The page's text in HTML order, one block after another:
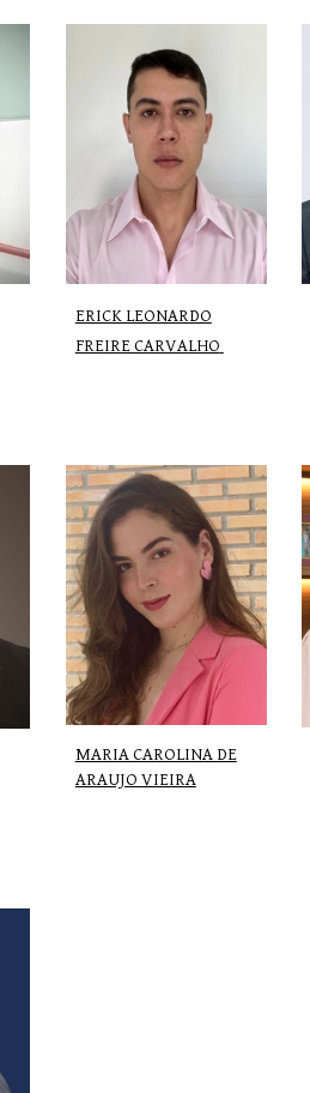
ERICK LEONARDO
FREIRE CARVALHO
MARIA CAROLINA DE
ARAUJO VIEIRA